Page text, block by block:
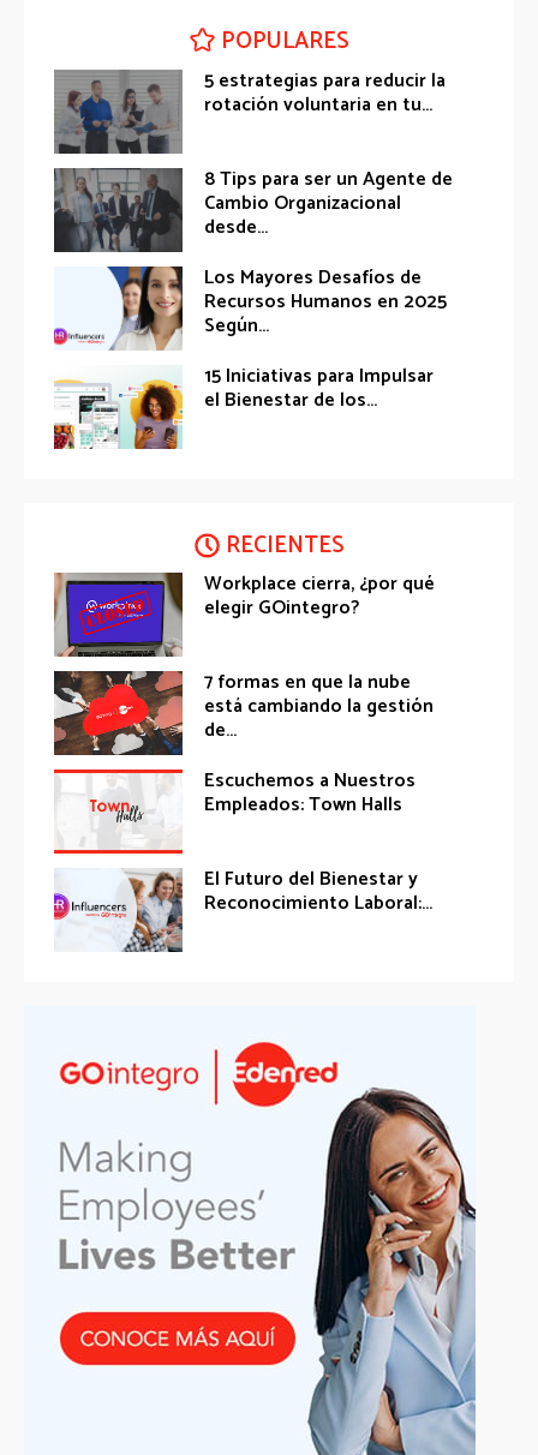
POPULARES
5 estrategias para reducir la
rotación voluntaria en tu...
8 Tips para ser un Agente de
Cambio Organizacional
desde...
Los Mayores Desafíos de
Recursos Humanos en 2025
Según...
15 Iniciativas para Impulsar
el Bienestar de los...
RECIENTES
Workplace cierra, ¿por qué
elegir GOintegro?
7 formas en que la nube
está cambiando la gestión
de...
Escuchemos a Nuestros
Empleados: Town Halls
El Futuro del Bienestar y
Reconocimiento Laboral:...